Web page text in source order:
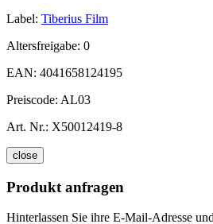
Label: Tiberius Film
Altersfreigabe: 0
EAN: 4041658124195
Preiscode: AL03
Art. Nr.: X50012419-8
close
Produkt anfragen
Hinterlassen Sie ihre E-Mail-Adresse